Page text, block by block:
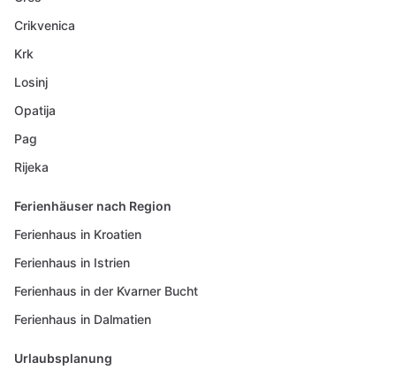
Crikvenica
Krk
Losinj
Opatija
Pag
Rijeka
Ferienhäuser nach Region
Ferienhaus in Kroatien
Ferienhaus in Istrien
Ferienhaus in der Kvarner Bucht
Ferienhaus in Dalmatien
Urlaubsplanung